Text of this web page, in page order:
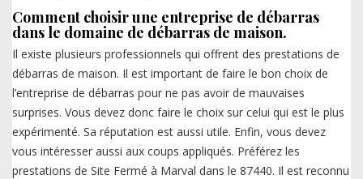
Comment choisir une entreprise de débarras
dans le domaine de débarras de maison.
Il existe plusieurs professionnels qui offrent des prestations de
débarras de maison. Il est important de faire le bon choix de
l’entreprise de débarras pour ne pas avoir de mauvaises
surprises. Vous devez donc faire le choix sur celui qui est le plus
expérimenté. Sa réputation est aussi utile. Enfin, vous devez
vous intéresser aussi aux coups appliqués. Préférez les
prestations de Site Fermé à Marval dans le 87440. Il est reconnu